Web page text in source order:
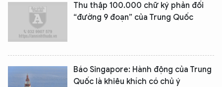
Thu thập 100.000 chữ ký phản đối
“đường 9 đoạn” của Trung Quốc
Báo Singapore: Hành động của Trung
Quốc là khiêu khích có chủ ý